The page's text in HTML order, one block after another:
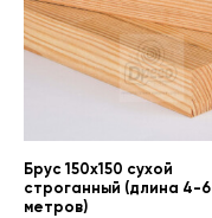
Брус 150х150 сухой
строганный (длина 4-6
метров)